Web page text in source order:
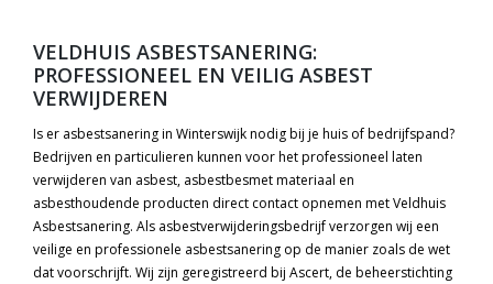
VELDHUIS ASBESTSANERING:
PROFESSIONEEL EN VEILIG ASBEST
VERWIJDEREN
Is er asbestsanering in Winterswijk nodig bij je huis of bedrijfspand?
Bedrijven en particulieren kunnen voor het professioneel laten
verwijderen van asbest, asbestbesmet materiaal en
asbesthoudende producten direct contact opnemen met Veldhuis
Asbestsanering. Als asbestverwijderingsbedrijf verzorgen wij een
veilige en professionele asbestsanering op de manier zoals de wet
dat voorschrijft. Wij zijn geregistreerd bij Ascert, de beheerstichting